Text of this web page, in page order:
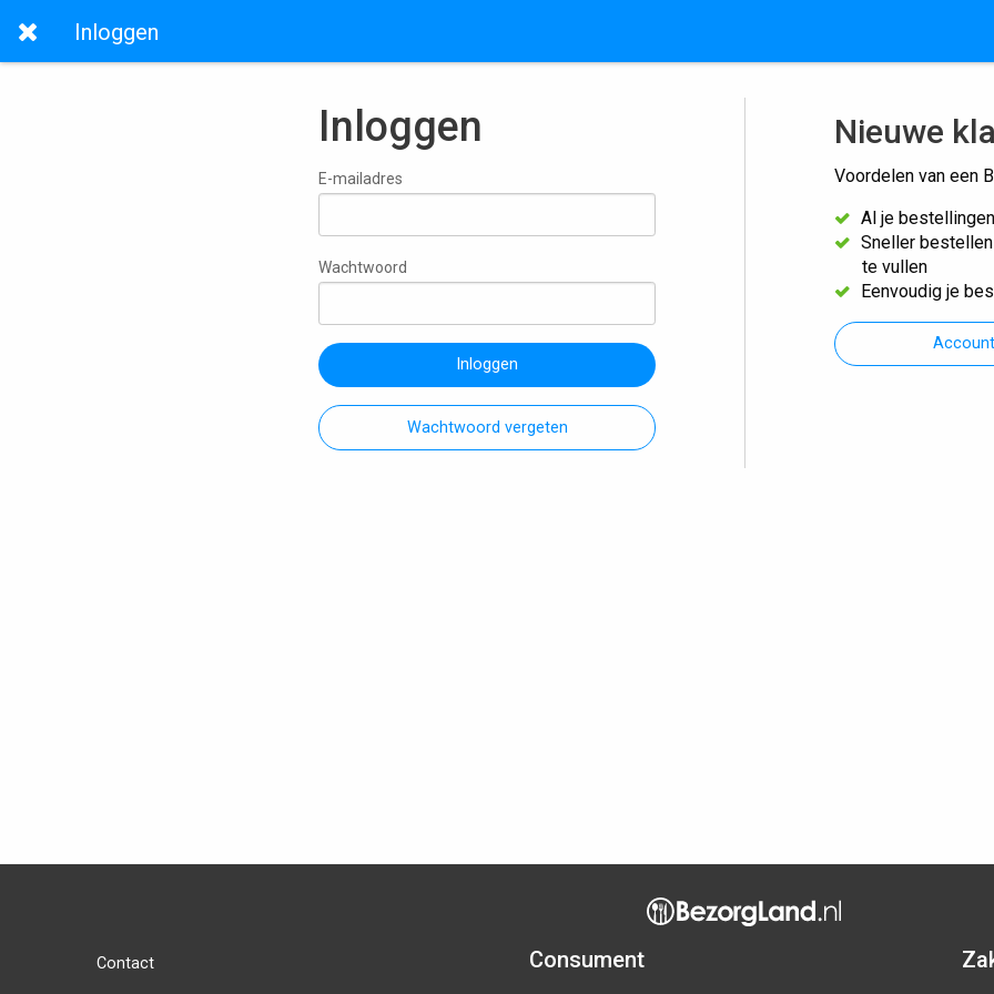
Inloggen
Inloggen
E-mailadres
Wachtwoord
Inloggen
Wachtwoord vergeten
Nieuwe
Voordelen van een
Al je
Sneller
te vullen
Eenvoudig je
Contact Consument